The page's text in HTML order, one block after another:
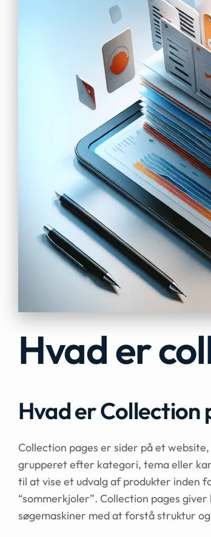
Hvad er
Hvad er Collection
Collection pages er sider på et
grupperet efter kategori, tema eller
til at vise et udvalg af produkter inden
“sommerkjoler”. Collection pages
søgemaskiner med at forstå struktur